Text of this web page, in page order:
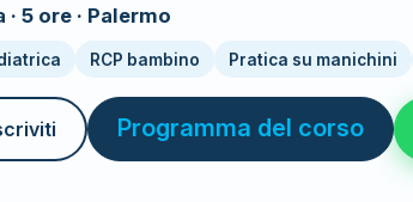
5 ore · Palermo
RCP bambino Pratica su manichini
Programma del corso